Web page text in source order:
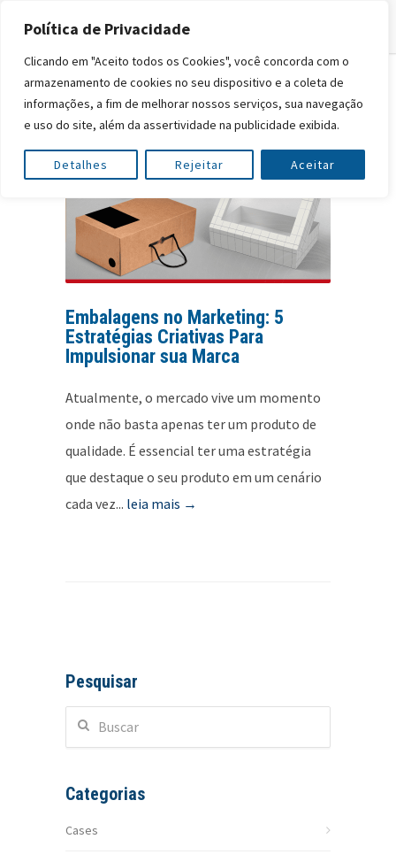
Política de Privacidade
Clicando em "Aceito todos os Cookies", você concorda com o
armazenamento de cookies no seu dispositivo e a coleta de
informações, a fim de melhorar nossos serviços, sua navegação
e uso do site, além da assertividade na publicidade exibida.
Detalhes Rejeitar Aceitar
Embalagens no Marketing: 5
Estratégias Criativas Para
Impulsionar sua Marca
Atualmente, o mercado vive um momento
onde não basta apenas ter um produto de
qualidade. É essencial ter uma estratégia
que destaque o seu produto em um cenário
cada vez... leia mais →
Pesquisar
Categorias
Cases